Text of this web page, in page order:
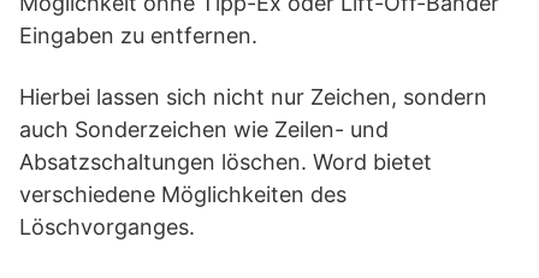
Eingaben zu entfernen.
Hierbei lassen sich nicht nur Zeichen, sondern
auch Sonderzeichen wie Zeilen- und
Absatzschaltungen löschen. Word bietet
verschiedene Möglichkeiten des
Löschvorganges.